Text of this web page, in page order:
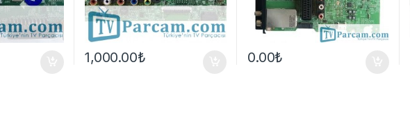
1,000.00₺ 0.00₺